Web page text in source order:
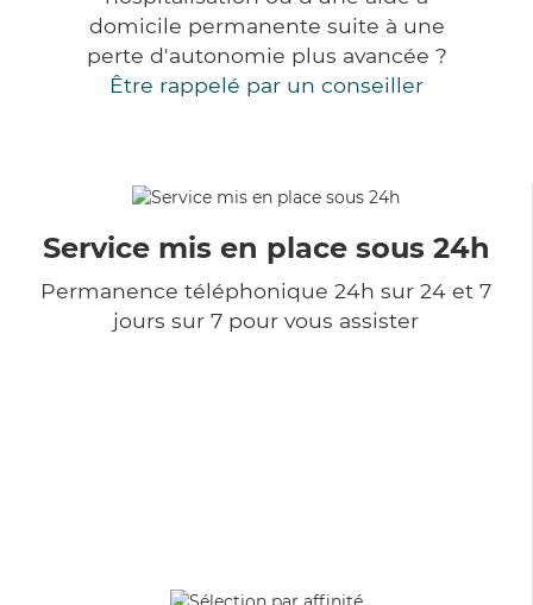
domicile permanente suite à une
perte d'autonomie plus avancée ?
Être rappelé par un conseiller
Service mis en place sous 24h
Permanence téléphonique 24h sur 24 et 7
jours sur 7 pour vous assister